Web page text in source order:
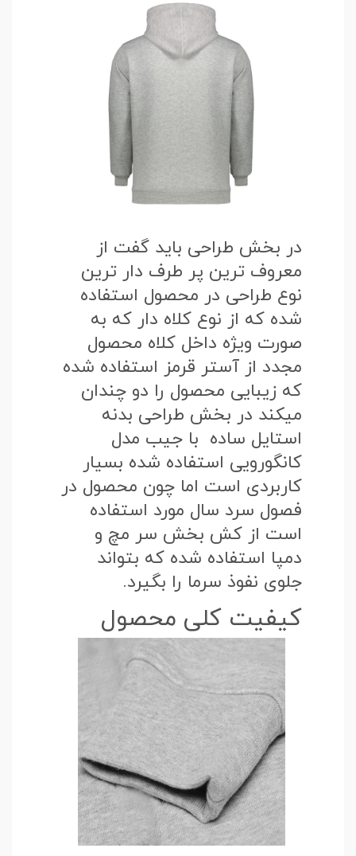
در بخش طراحی باید گفت از
معروف ترین پر طرف دار ترین
نوع طراحی در محصول استفاده
شده که از نوع کلاه دار که به
صورت ویژه داخل کلاه محصول
مجدد از آستر قرمز استفاده شده
که زیبایی محصول را دو چندان
میکند در بخش طراحی بدنه
استایل ساده با جیب مدل
کانگورویی استفاده شده بسیار
کاربردی است اما چون محصول در
فصول سرد سال مورد استفاده
است از کش بخش سر مچ و
دمپا استفاده شده که بتواند
جلوی نفوذ سرما را بگیرد.
کیفیت کلی محصول